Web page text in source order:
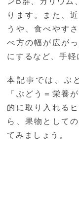
ります。また、
うや、食べやす
べ方の幅が広が
にするなど、手軽
本記事では、ぶ
「ぶどう＝栄養
的に取り入れる
ら、果物として
てみましょう。